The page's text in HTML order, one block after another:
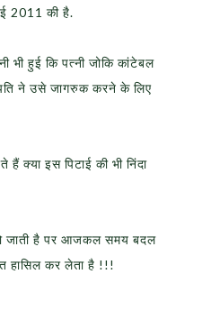
2011 की है.
भी हुई कि पत्नी जोकि कांटेबल
पति ने उसे जागरुक करने के लिए
क्या इस पिटाई की भी निंदा
जाती है पर आजकल समय बदल
हासिल कर लेता है !!!